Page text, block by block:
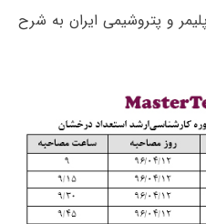
پژوهشگاه پلیمر و پتروشیمی ایران به شرح